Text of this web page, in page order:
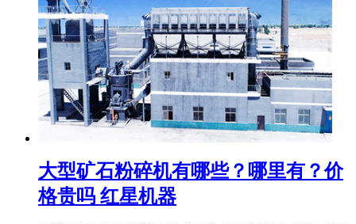
大型矿石粉碎机有哪些？哪里有？价
格贵吗 红星机器